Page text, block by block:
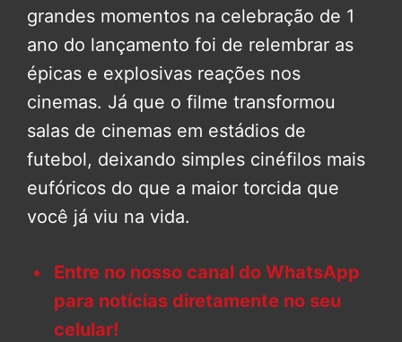
grandes momentos na celebração de 1
ano do lançamento foi de relembrar as
épicas e explosivas reações nos
cinemas. Já que o filme transformou
salas de cinemas em estádios de
futebol, deixando simples cinéfilos mais
eufóricos do que a maior torcida que
você já viu na vida.
Entre no nosso canal do WhatsApp
para notícias diretamente no seu
celular!